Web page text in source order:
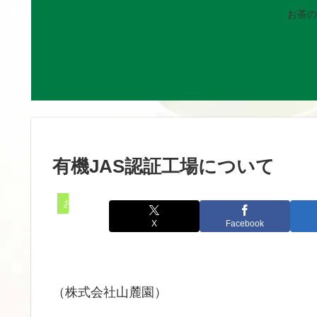
お茶
有機JAS認証工場について
お知らせ
X Facebook
（株式会社山麓園）